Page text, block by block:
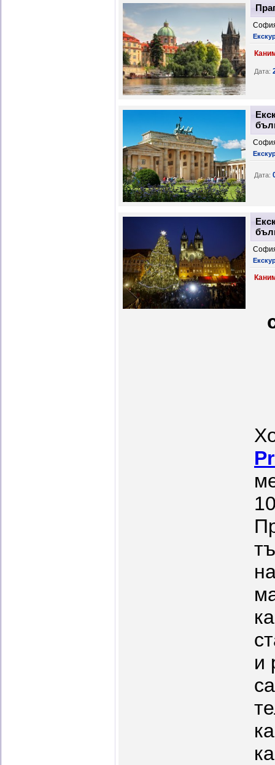
Дата:
Дата:
и